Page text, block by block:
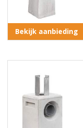
Bekijk aanbieding